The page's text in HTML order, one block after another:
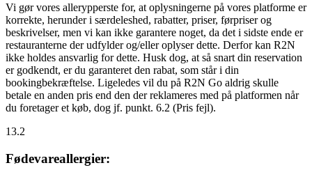
Vi gør vores allerypperste for, at oplysningerne på vores platforme er
korrekte, herunder i særdeleshed, rabatter, priser, førpriser og
beskrivelser, men vi kan ikke garantere noget, da det i sidste ende er
restauranterne der udfylder og/eller oplyser dette. Derfor kan R2N
ikke holdes ansvarlig for dette. Husk dog, at så snart din reservation
er godkendt, er du garanteret den rabat, som står i din
bookingbekræftelse. Ligeledes vil du på R2N Go aldrig skulle
betale en anden pris end den der reklameres med på platformen når
du foretager et køb, dog jf. punkt. 6.2 (Pris fejl).
13.2
Fødevareallergier: